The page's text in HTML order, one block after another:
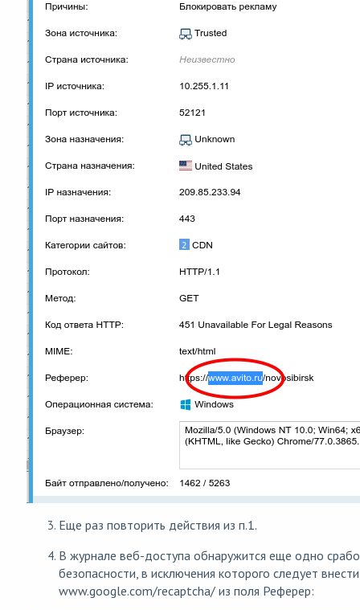
Еще раз повторить действия из п.1.
В журнале веб-доступа обнаружится еще одно
безопасности, в исключения которого следует
www.google.com/recaptcha/ из поля Реферер: